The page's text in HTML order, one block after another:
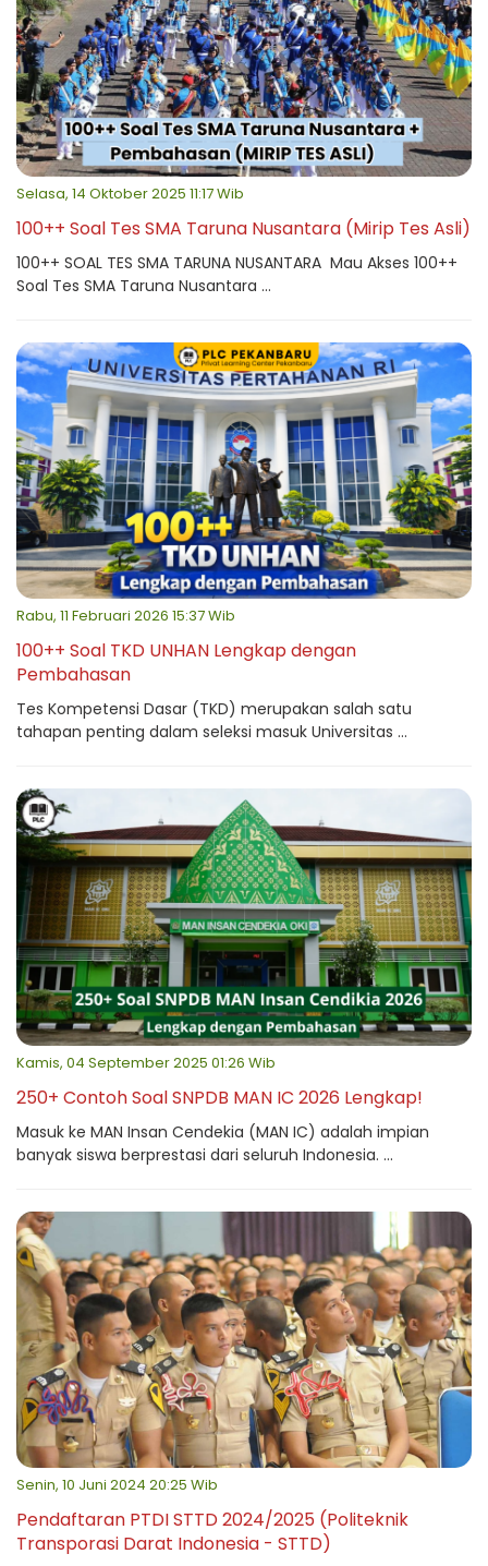
Selasa, 14 Oktober 2025 11:17 Wib
100++ Soal Tes SMA Taruna Nusantara (Mirip Tes Asli)
100++ SOAL TES SMA TARUNA NUSANTARA Mau Akses 100++
Soal Tes SMA Taruna Nusantara ...
Rabu, 11 Februari 2026 15:37 Wib
100++ Soal TKD UNHAN Lengkap dengan
Pembahasan
Tes Kompetensi Dasar (TKD) merupakan salah satu
tahapan penting dalam seleksi masuk Universitas ...
Kamis, 04 September 2025 01:26 Wib
250+ Contoh Soal SNPDB MAN IC 2026 Lengkap!
Masuk ke MAN Insan Cendekia (MAN IC) adalah impian
banyak siswa berprestasi dari seluruh Indonesia. ...
Senin, 10 Juni 2024 20:25 Wib
Pendaftaran PTDI STTD 2024/2025 (Politeknik
Transporasi Darat Indonesia - STTD)